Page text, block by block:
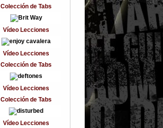
Colección de Tabs
Vídeo Lecciones
Vídeo Lecciones
Colección de Tabs
Vídeo Lecciones
Colección de Tabs
Vídeo Lecciones